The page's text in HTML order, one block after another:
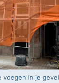
voegen in je